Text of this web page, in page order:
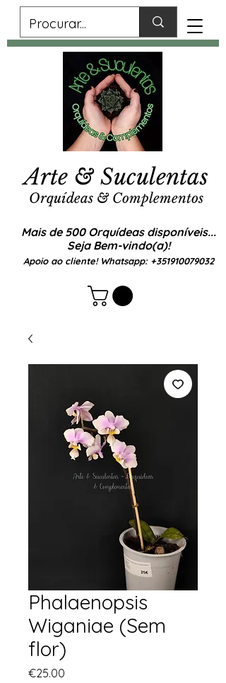
Mais de 500 Orquídeas disponíveis...
Seja Bem-vindo(a)!
Apoio ao cliente! Whatsapp: +351910079032
Arte & Suculentas
Orquídeas & Complementos
Phalaenopsis
Wiganiae (Sem
flor)
€25.00